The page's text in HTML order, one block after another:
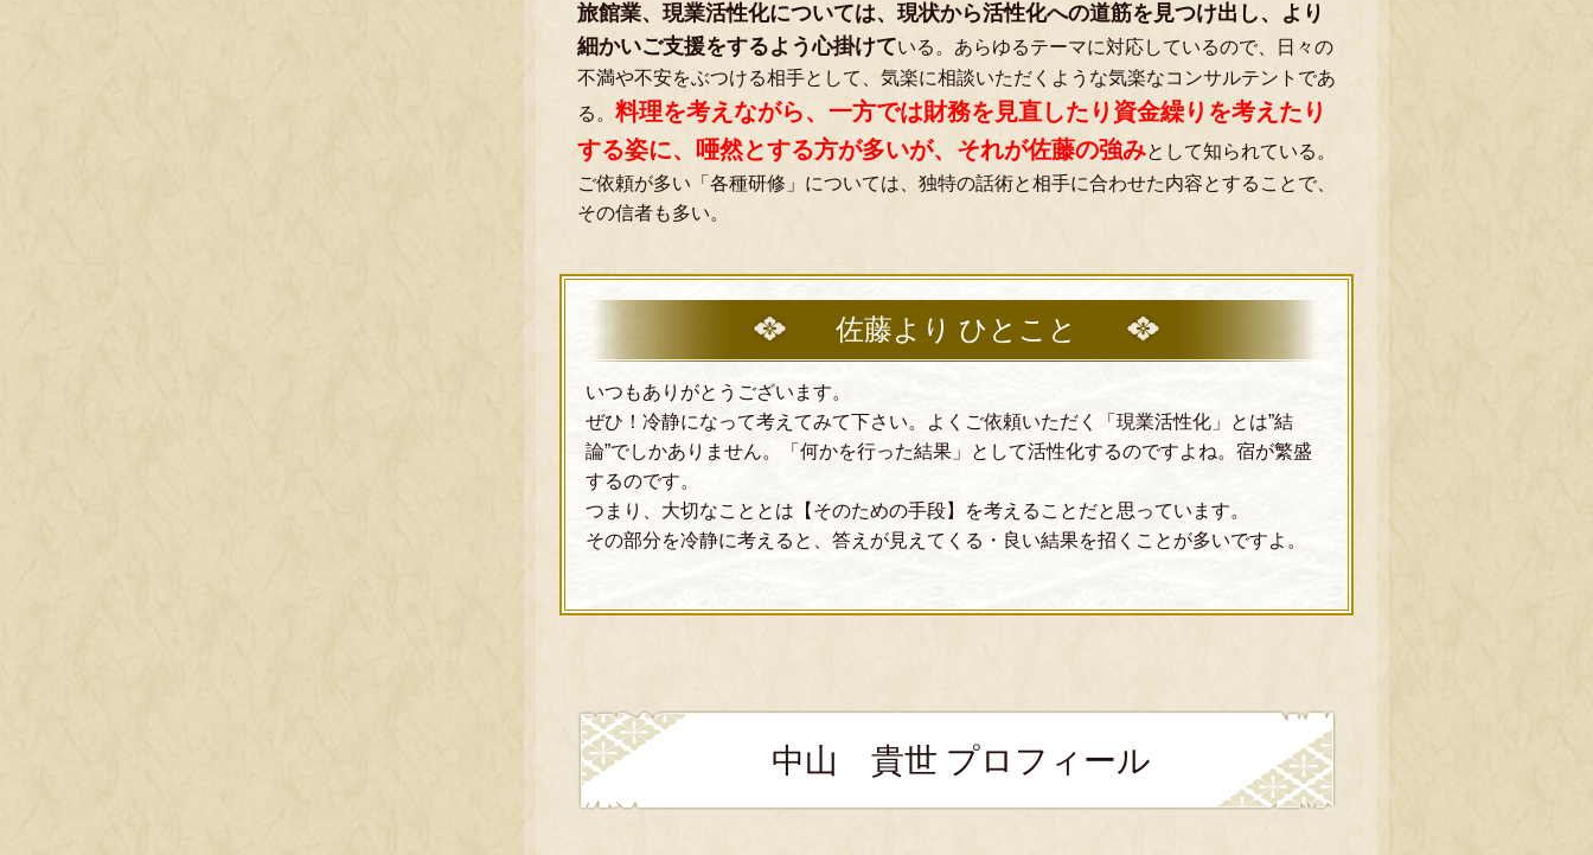
旅館業、現業活性化については、現状から活性化への道筋を見つけ出し、より
細かいご支援をするよう心掛けている。あらゆるテーマに対応しているので、日々の
不満や不安をぶつける相手として、気楽に相談いただくような気楽なコンサルテントであ
る。 料理を考えながら、一方では財務を見直したり資金繰りを考えたり
する姿に、唖然とする方が多いが、それが佐藤の強みとして知られている。
ご依頼が多い「各種研修」については、独特の話術と相手に合わせた内容とすることで、
その信者も多い。
佐藤より ひとこと
いつもありがとうございます。
ぜひ！冷静になって考えてみて下さい。よくご依頼いただく「現業活性化」とは”結
論”でしかありません。「何かを行った結果」として活性化するのですよね。宿が繁盛
するのです。
つまり、大切なこととは【そのための手段】を考えることだと思っています。
その部分を冷静に考えると、答えが見えてくる・良い結果を招くことが多いですよ。
中山 貴世 プロフィール